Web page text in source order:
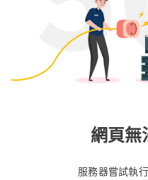
網頁無
服務器嘗試執